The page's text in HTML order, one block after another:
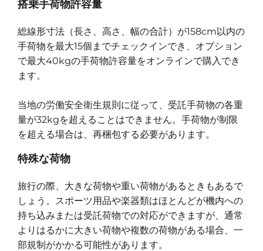
搭乗手荷物許容量
総線形寸法（長さ、高さ、幅の合計）が158cm以内の
手荷物を最大15個までチェックインでき、オプション
で最大40kgの手荷物許容量をオンラインで購入でき
ます。
当地の労働安全衛生規則に従って、受託手荷物の各重
量が32kgを超えることはできません。手荷物が制限
を超える場合は、再梱包する必要があります。
特殊な荷物
旅行の際、大きな荷物や重い荷物があるときもあるで
しょう。スポーツ用品や楽器類はほとんどが機内への
持ち込みまたは受託荷物での対応ができますが、通常
よりはるかに大きい荷物や複数の荷物がある場合、一
部規制がかかる可能性があります。